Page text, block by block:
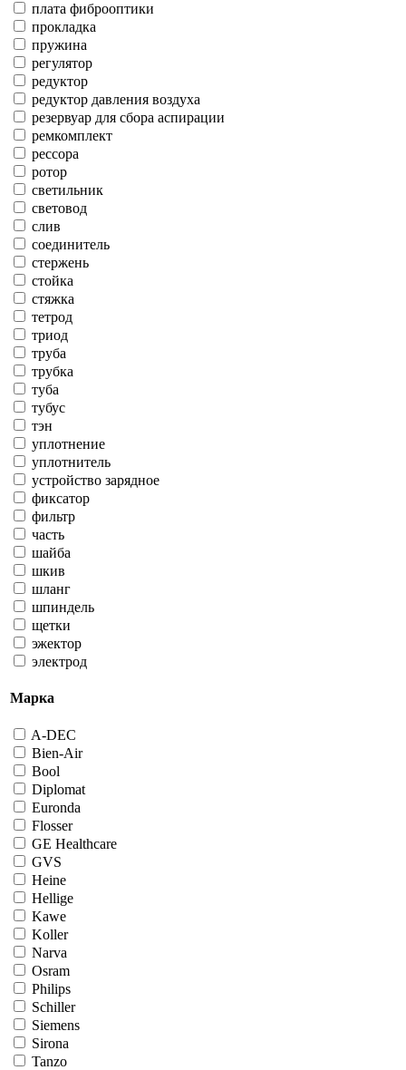
плата фиброоптики
прокладка
пружина
регулятор
редуктор
редуктор давления воздуха
резервуар для сбора аспирации
ремкомплект
рессора
ротор
светильник
световод
слив
соединитель
стержень
стойка
стяжка
тетрод
триод
труба
трубка
туба
тубус
тэн
уплотнение
уплотнитель
устройство зарядное
фиксатор
фильтр
часть
шайба
шкив
шланг
шпиндель
щетки
эжектор
электрод
Марка
A-DEC
Bien-Air
Bool
Diplomat
Euronda
Flosser
GE Healthcare
GVS
Heine
Hellige
Kawe
Koller
Narva
Osram
Philips
Schiller
Siemens
Sirona
Tanzo